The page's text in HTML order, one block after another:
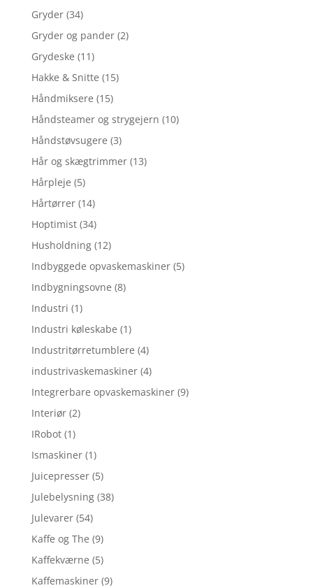
Gryder (34)
Gryder og pander (2)
Grydeske (11)
Hakke & Snitte (15)
Håndmiksere (15)
Håndsteamer og strygejern (10)
Håndstøvsugere (3)
Hår og skægtrimmer (13)
Hårpleje (5)
Hårtørrer (14)
Hoptimist (34)
Husholdning (12)
Indbyggede opvaskemaskiner (5)
Indbygningsovne (8)
Industri (1)
Industri køleskabe (1)
Industritørretumblere (4)
industrivaskemaskiner (4)
Integrerbare opvaskemaskiner (9)
Interiør (2)
IRobot (1)
Ismaskiner (1)
Juicepresser (5)
Julebelysning (38)
Julevarer (54)
Kaffe og The (9)
Kaffekværne (5)
Kaffemaskiner (9)